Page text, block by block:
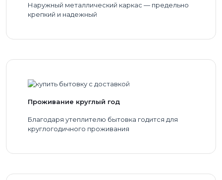
Наружный металлический каркас — предельно
крепкий и надежный
Проживание круглый год
Благодаря утеплителю бытовка годится для
круглогодичного проживания